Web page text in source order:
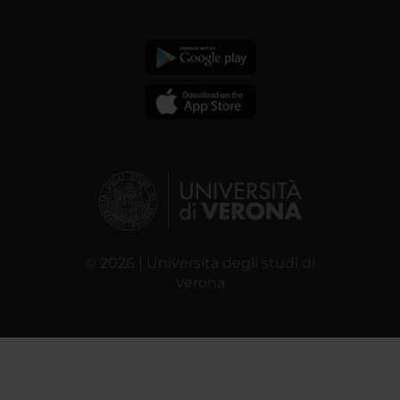
© 2026 | Università degli studi di
Verona